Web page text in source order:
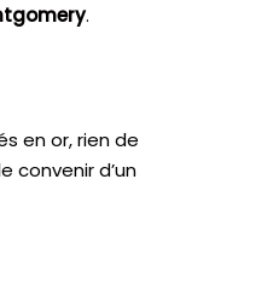
.
en or, rien de
convenir d’un